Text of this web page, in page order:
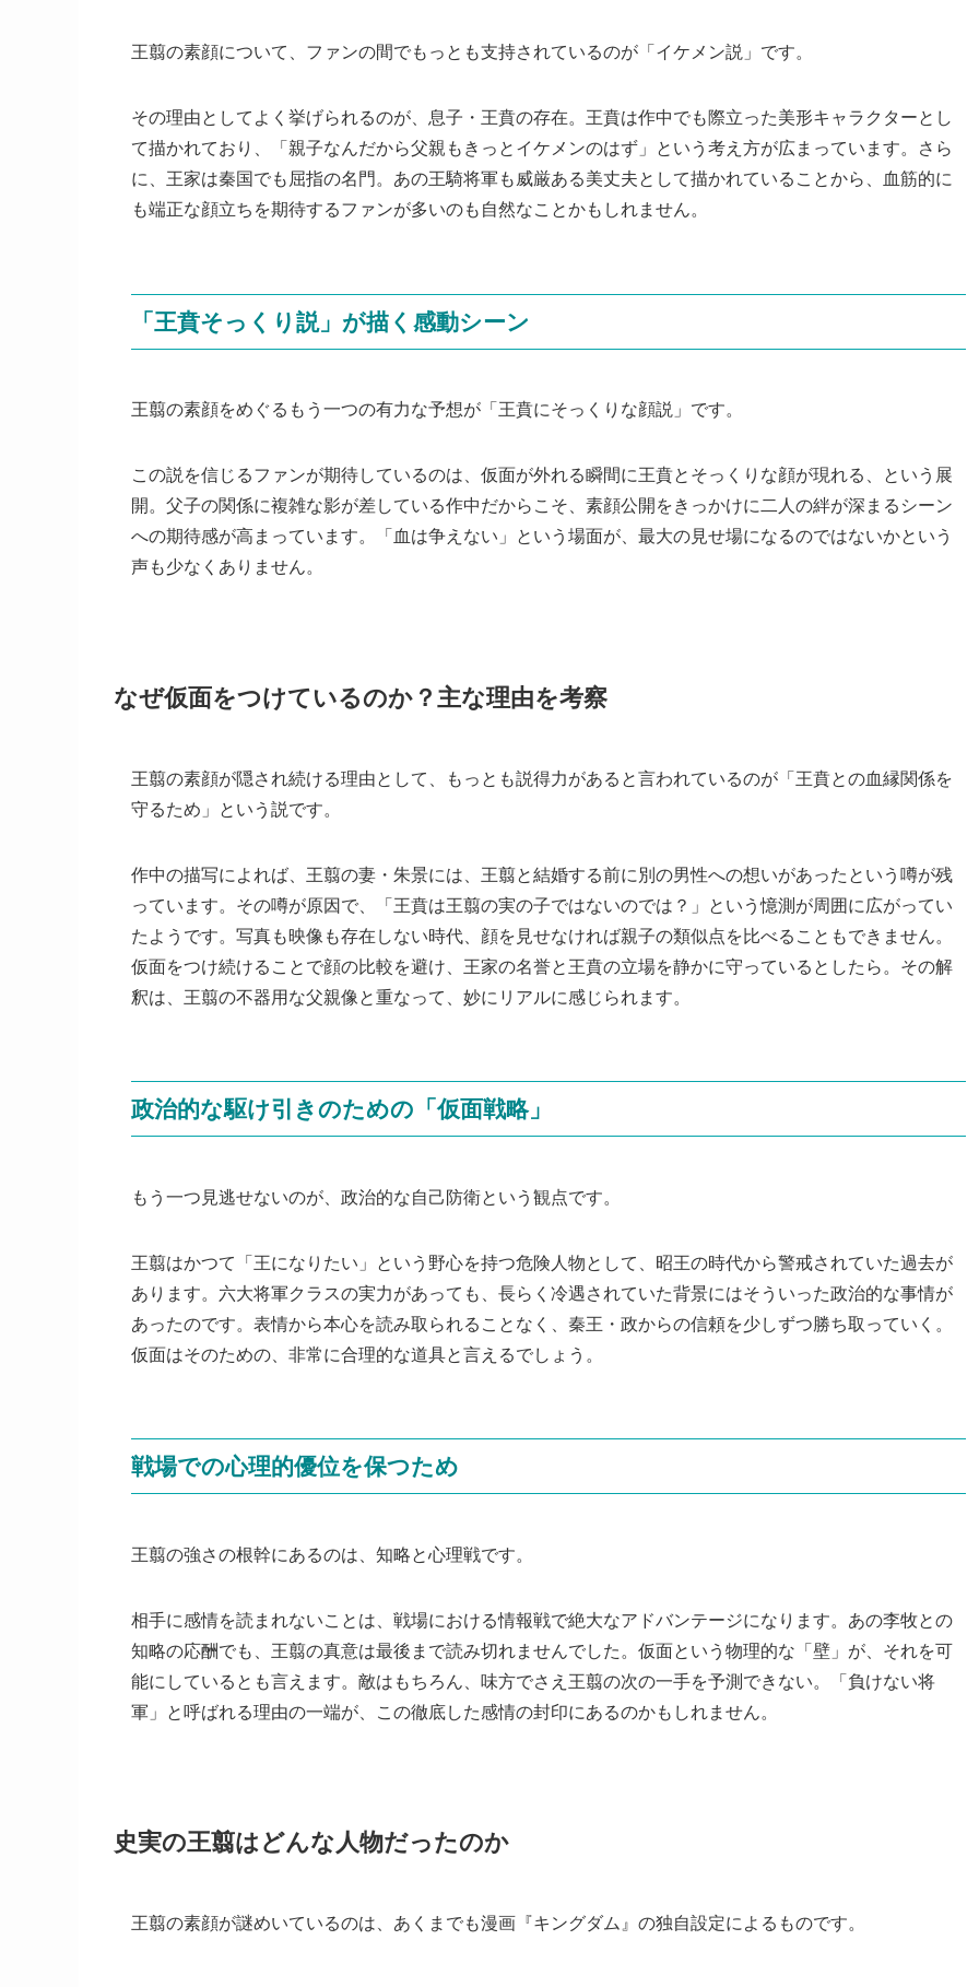
王翦の素顔について、ファンの間でもっとも支持されているのが「イケメン説」です。
その理由としてよく挙げられるのが、息子・王賁の存在。王賁は作中でも際立った美形キャラクターとし
て描かれており、「親子なんだから父親もきっとイケメンのはず」という考え方が広まっています。さら
に、王家は秦国でも屈指の名門。あの王騎将軍も威厳ある美丈夫として描かれていることから、血筋的に
も端正な顔立ちを期待するファンが多いのも自然なことかもしれません。
「王賁そっくり説」が描く感動シーン
王翦の素顔をめぐるもう一つの有力な予想が「王賁にそっくりな顔説」です。
この説を信じるファンが期待しているのは、仮面が外れる瞬間に王賁とそっくりな顔が現れる、という展
開。父子の関係に複雑な影が差している作中だからこそ、素顔公開をきっかけに二人の絆が深まるシーン
への期待感が高まっています。「血は争えない」という場面が、最大の見せ場になるのではないかという
声も少なくありません。
なぜ仮面をつけているのか？主な理由を考察
王翦の素顔が隠され続ける理由として、もっとも説得力があると言われているのが「王賁との血縁関係を
守るため」という説です。
作中の描写によれば、王翦の妻・朱景には、王翦と結婚する前に別の男性への想いがあったという噂が残
っています。その噂が原因で、「王賁は王翦の実の子ではないのでは？」という憶測が周囲に広がってい
たようです。写真も映像も存在しない時代、顔を見せなければ親子の類似点を比べることもできません。
仮面をつけ続けることで顔の比較を避け、王家の名誉と王賁の立場を静かに守っているとしたら。その解
釈は、王翦の不器用な父親像と重なって、妙にリアルに感じられます。
政治的な駆け引きのための「仮面戦略」
もう一つ見逃せないのが、政治的な自己防衛という観点です。
王翦はかつて「王になりたい」という野心を持つ危険人物として、昭王の時代から警戒されていた過去が
あります。六大将軍クラスの実力があっても、長らく冷遇されていた背景にはそういった政治的な事情が
あったのです。表情から本心を読み取られることなく、秦王・政からの信頼を少しずつ勝ち取っていく。
仮面はそのための、非常に合理的な道具と言えるでしょう。
戦場での心理的優位を保つため
王翦の強さの根幹にあるのは、知略と心理戦です。
相手に感情を読まれないことは、戦場における情報戦で絶大なアドバンテージになります。あの李牧との
知略の応酬でも、王翦の真意は最後まで読み切れませんでした。仮面という物理的な「壁」が、それを可
能にしているとも言えます。敵はもちろん、味方でさえ王翦の次の一手を予測できない。「負けない将
軍」と呼ばれる理由の一端が、この徹底した感情の封印にあるのかもしれません。
史実の王翦はどんな人物だったのか
王翦の素顔が謎めいているのは、あくまでも漫画『キングダム』の独自設定によるものです。